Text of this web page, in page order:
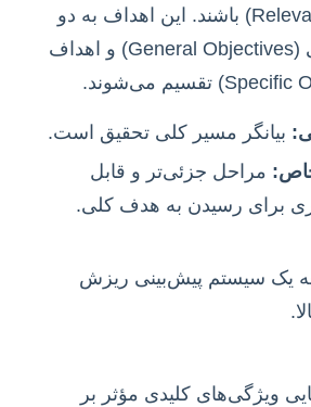
Relevant, Time-bound) باشند. این اهداف به دو
دسته اهداف کلی (General Objectives) و اهداف
بیانگر مسیر کلی تحقیق است.
مراحل جزئی‌تر و قابل
برای رسیدن به هدف کلی.
یک سیستم پیش‌بینی ریزش
ویژگی‌های کلیدی مؤثر بر